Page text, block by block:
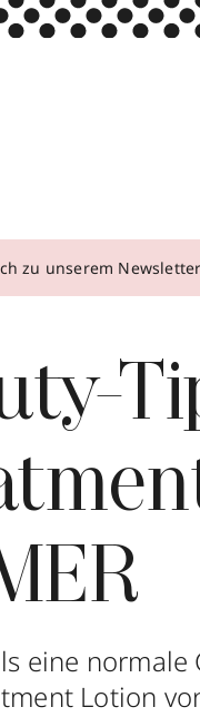
zu unserem
eine normale
Lotion